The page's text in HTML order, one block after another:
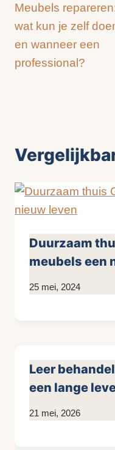
navigatie
Meubels
wat kun je zelf
en wanneer een
professional?
Duurzaam
meubels een
Door
25 mei, 2024
Leer
een lange
Door
21 mei, 2026